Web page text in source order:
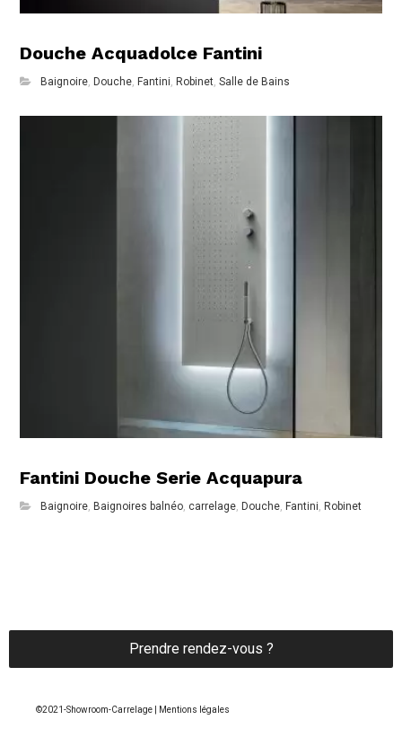
Douche Acquadolce Fantini
Baignoire, Douche, Fantini, Robinet,Salle de Bains
Fantini Douche Serie Acquapura
Baignoire ,Baignoires balnéo carrelage ,Douche ,Fantini ,Robinet
Prendre rendez-vous ?
©2021-Showroom-Carrelage | Mentions légales